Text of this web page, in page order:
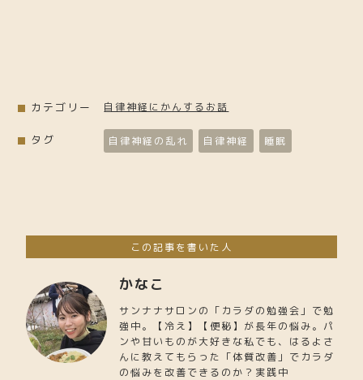
カテゴリー 自律神経にかんするお話
タグ 自律神経の乱れ 自律神経 睡眠
この記事を書いた人
かなこ
サンナナサロンの「カラダの勉強会」で勉
強中。【冷え】【便秘】が長年の悩み。パ
ンや甘いものが大好きな私でも、はるよさ
んに教えてもらった「体質改善」でカラダ
の悩みを改善できるのか？実践中